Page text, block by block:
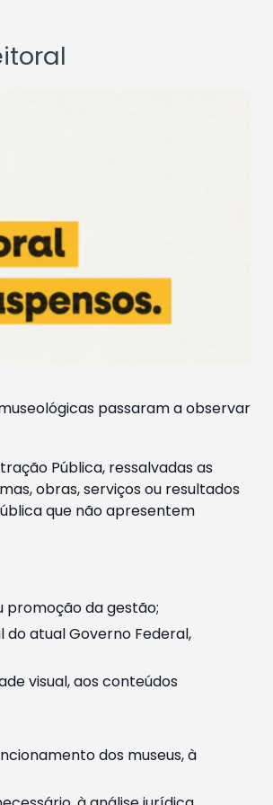
passaram a observar
Pública, ressalvadas as
obras, serviços ou resultados
que não apresentem
promoção da gestão;
atual Governo Federal,
visual, aos conteúdos
dos museus, à